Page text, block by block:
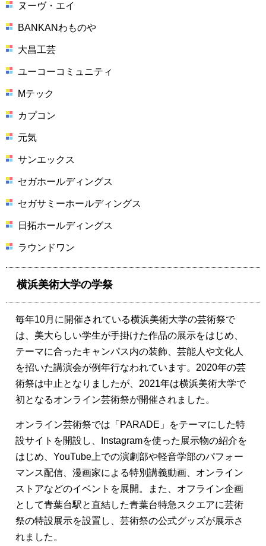
ヌーヴ・エイ
BANKANわものや
大昌工芸
ユーコーコミュニティ
Mテック
カプコン
元気
サンエックス
セガホールディングス
セガサミーホールディングス
日拓ホールディングス
ラウンドワン
横浜美術大学の学祭
毎年10月に開催されている横浜美術大学の芸術祭で
は、美大らしい学生が手掛けた作品の展示をはじめ、
テーマに合ったキャンパス内の装飾、芸能人や文化人
を招いた講演会が例年行なわれています。2020年の芸
術祭は中止となりましたが、2021年は横浜美術大学で
初となるオンライン芸術祭が開催されました。
オンライン芸術祭では「PARADE」をテーマにした特
設サイトを開設し、Instagramを使った展示物の紹介を
はじめ、YouTube上での演劇部や軽音学部のパフォー
マンス配信、漫画家による特別講義動画、オンライン
ストアなどのイベントを展開。また、オフライン企画
として青葉台駅と直結した青葉台特急スクエアに芸術
祭の特設展示を設置し、芸術祭の公式グッズが展示さ
れました。